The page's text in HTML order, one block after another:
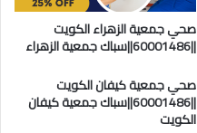
صحي جمعية الزهراء الكويت
||60001486||سباك جمعية الزهراء
صحي جمعية كيفان الكويت
||60001486||سباك جمعية كيفان
الكويت